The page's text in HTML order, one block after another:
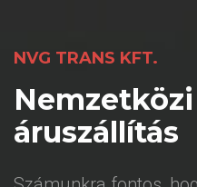
NVG TRANS KFT.
Nemzetközi
áruszállítás